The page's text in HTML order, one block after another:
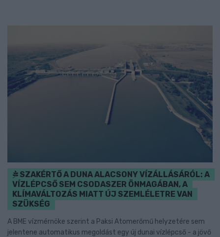
SZAKÉRTŐ A DUNA ALACSONY VÍZÁLLÁSÁRÓL: A
VÍZLÉPCSŐ SEM CSODASZER ÖNMAGÁBAN, A
KLÍMAVÁLTOZÁS MIATT ÚJ SZEMLÉLETRE VAN
SZÜKSÉG
A BME vízmérnöke szerint a Paksi Atomerőmű helyzetére sem
jelentene automatikus megoldást egy új dunai vízlépcső - a jövő